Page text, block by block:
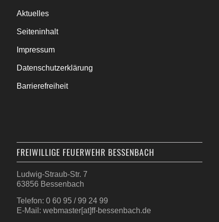
Aktuelles
Seiteninhalt
Impressum
Datenschutzerklärung
Barrierefreiheit
FREIWILLIGE FEUERWEHR BESSENBACH
Ludwig-Straub-Str. 7
63856 Bessenbach
Telefon: 0 60 95 / 99 24 99
E-Mail: webmaster[at]ff-bessenbach.de